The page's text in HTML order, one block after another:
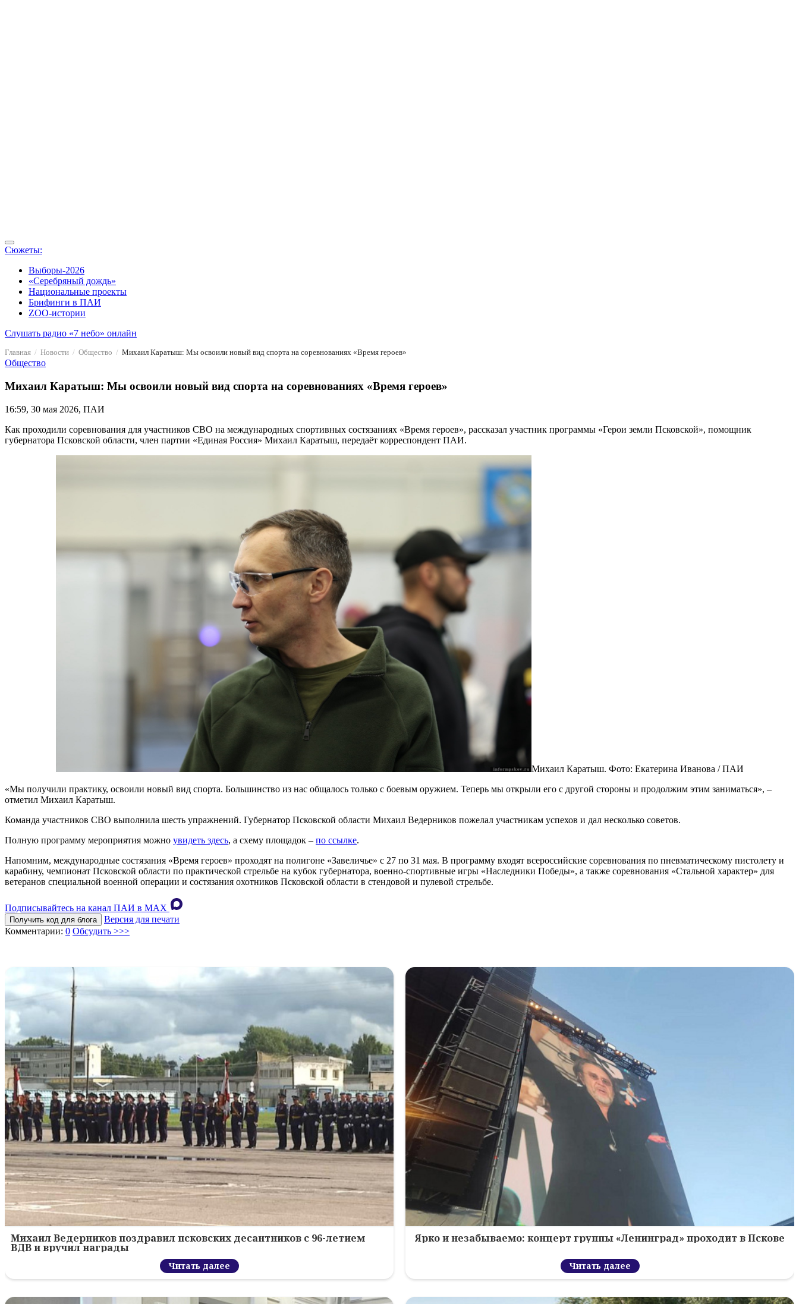
Сюжеты:
Выборы-2026
«Серебряный дождь»
Национальные проекты
Брифинги в ПАИ
ZOO-истории
Слушать радио «7 небо» онлайн
Главная Новости Общество Михаил Каратыш: Мы освоили новый вид спорта на соревнованиях «Время героев»
Общество
Михаил Каратыш: Мы освоили новый вид спорта на соревнованиях «Время героев»
16:59, 30 мая 2026, ПАИ
Как проходили соревнования для участников СВО на международных спортивных состязаниях «Время героев», рассказал участник программы «Герои земли Псковской», помощник
губернатора Псковской области, член партии «Единая Россия» Михаил Каратыш, передаёт корреспондент ПАИ.
Михаил Каратыш. Фото: Екатерина Иванова / ПАИ
«Мы получили практику, освоили новый вид спорта. Большинство из нас общалось только с боевым оружием. Теперь мы открыли его с другой стороны и продолжим этим заниматься», –
отметил Михаил Каратыш.
Команда участников СВО выполнила шесть упражнений. Губернатор Псковской области Михаил Ведерников пожелал участникам успехов и дал несколько советов.
Полную программу мероприятия можно увидеть здесь, а схему площадок – по ссылке.
Напомним, международные состязания «Время героев» проходят на полигоне «Завеличье» с 27 по 31 мая. В программу входят всероссийские соревнования по пневматическому пистолету и
карабину, чемпионат Псковской области по практической стрельбе на кубок губернатора, военно-спортивные игры «Наследники Победы», а также соревнования «Стальной характер» для
ветеранов специальной военной операции и состязания охотников Псковской области в стендовой и пулевой стрельбе.
Подписывайтесь на канал ПАИ в MAХ
Получить код для блога
Версия для печати
Комментарии: 0 Обсудить >>>
Михаил Ведерников поздравил псковских десантников с 96-летием
ВДВ и вручил награды
Читать далее
Ярко и незабываемо: концерт группы «Ленинград» проходит в Пскове
Читать далее